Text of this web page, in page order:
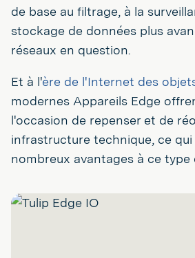
de base au filtrage, à la
stockage de données plus
réseaux en question.
Et à l'ère de l'Internet des
modernes Appareils Edge
l'occasion de repenser et de
infrastructure technique, ce
nombreux avantages à ce type